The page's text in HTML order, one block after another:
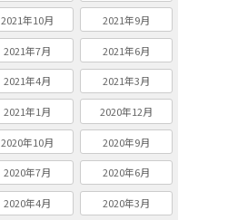
2021年10月 2021年9月
2021年7月 2021年6月
2021年4月 2021年3月
2021年1月 2020年12月
2020年10月 2020年9月
2020年7月 2020年6月
2020年4月 2020年3月